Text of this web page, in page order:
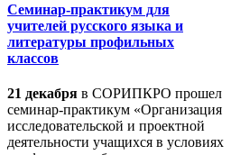
Семинар-практикум для
учителей русского языка и
литературы профильных
классов
21 декабря в СОРИПКРО прошел
семинар-практикум «Организация
исследовательской и проектной
деятельности учащихся в условиях